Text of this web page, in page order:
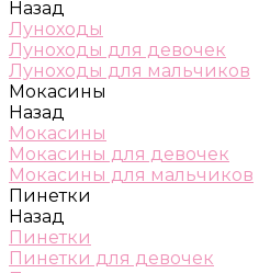
Назад
Луноходы
Луноходы для девочек
Луноходы для мальчиков
Мокасины
Назад
Мокасины
Мокасины для девочек
Мокасины для мальчиков
Пинетки
Назад
Пинетки
Пинетки для девочек